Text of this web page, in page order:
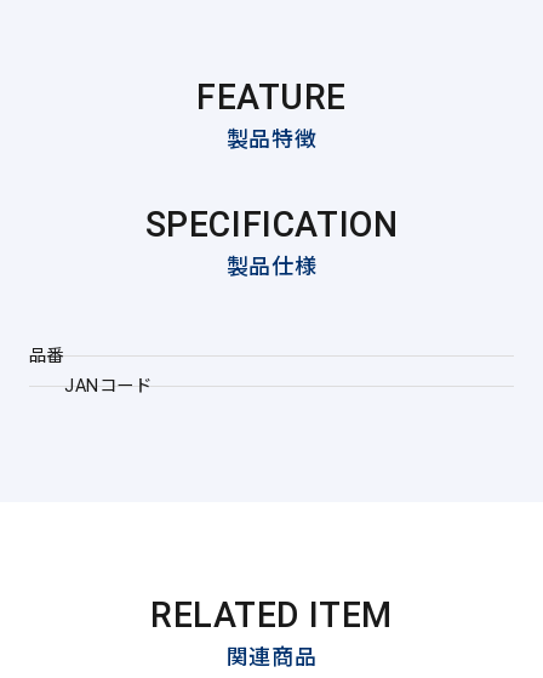
FEATURE
製品特徴
SPECIFICATION
製品仕様
品番
JANコード
RELATED ITEM
関連商品